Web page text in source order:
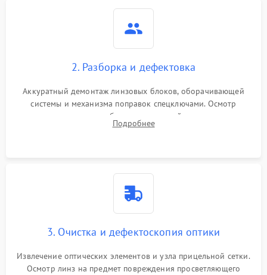
2. Разборка и дефектовка
Аккуратный демонтаж линзовых блоков, оборачивающей
системы и механизма поправок спецключами. Осмотр
внутренних резьбовых соединений, пружин и
уплотнительных колец. Поиск причин люфта, смещения
Подробнее
3. Очистка и дефектоскопия оптики
Извлечение оптических элементов и узла прицельной сетки.
Осмотр линз на предмет повреждения просветляющего